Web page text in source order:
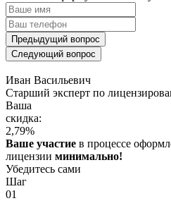
Предыдущий вопрос
Следующий вопрос
Иван Васильевич
Cтарший эксперт по
Ваша
скидка:
2,79%
Ваше участие в процессе
лицензии минимально!
Убедитесь сами
Шаг
01